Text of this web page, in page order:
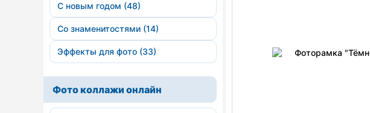
С новым годом (48)
Со знаменитостями (14)
Эффекты для фото (33)
Фото коллажи онлайн